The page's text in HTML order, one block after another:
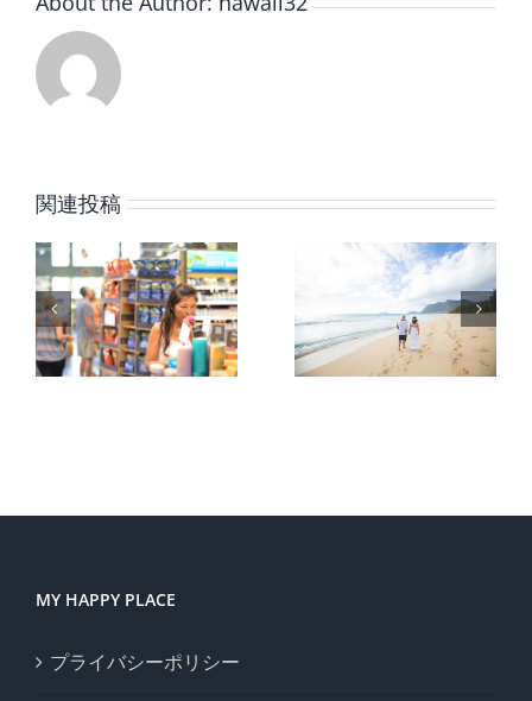
関連投稿
誰もが愛
が湧き出
る泉を持
ってい
の内面
をス
ピン
する
それ
帰。
MY HAPPY PLACE
プライバシーポリシー